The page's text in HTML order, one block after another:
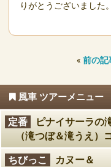
りがとうございました。
« 前の記
風車 ツアーメニュー
定番
ピナイサーラの
（滝つぼ＆滝うえ）
ちびっこ
カヌー＆